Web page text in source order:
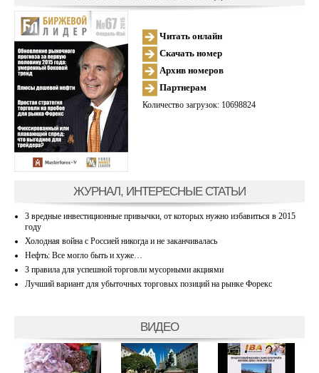
Читать онлайн
Скачать номер
Архив номеров
Партнерам
Количество загрузок: 10698824
ЖУРНАЛ, ИНТЕРЕСНЫЕ СТАТЬИ
3 вредные инвестиционные привычки, от которых нужно избавиться в 2015
году
Холодная война с Россией никогда и не заканчивалась
Нефть: Все могло быть и хуже…
3 правила для успешной торговли мусорными акциями
Лучший вариант для убыточных торговых позиций на рынке Форекс
ВИДЕО